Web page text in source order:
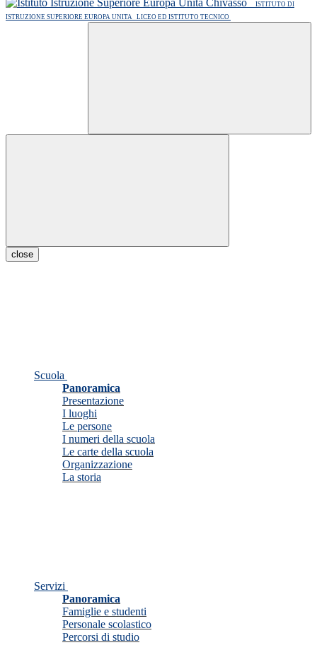
ISTITUTO DI
ISTRUZIONE SUPERIORE EUROPA UNITA LICEO ED ISTITUTO TECNICO
close
Scuola
Panoramica
Presentazione
I luoghi
Le persone
I numeri della scuola
Le carte della scuola
Organizzazione
La storia
Servizi
Panoramica
Famiglie e studenti
Personale scolastico
Percorsi di studio